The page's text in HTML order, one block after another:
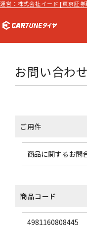
運営：株式会社イード [東京証
お問い合わ
ご用件
商品コード